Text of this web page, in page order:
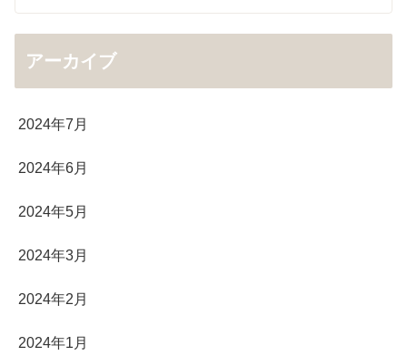
アーカイブ
2024年7月
2024年6月
2024年5月
2024年3月
2024年2月
2024年1月